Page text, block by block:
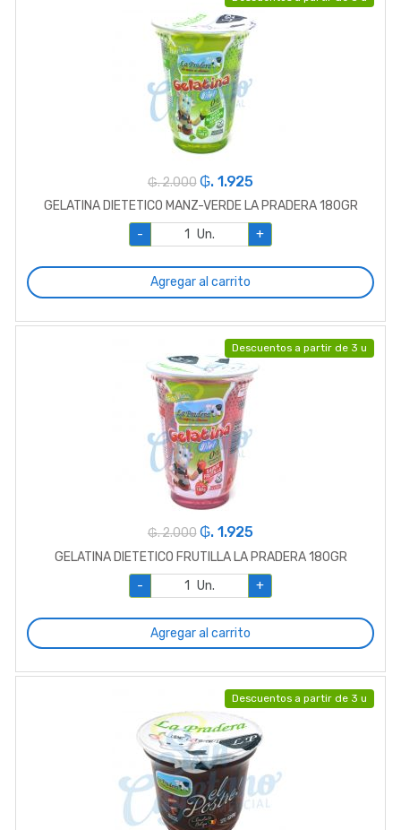
₲. 2.000 ₲. 1.925
GELATINA DIETETICO MANZ-VERDE LA PRADERA 180GR
-
Un. +
Agregar al carrito
Descuentos a partir de 3 u
₲. 2.000 ₲. 1.925
GELATINA DIETETICO FRUTILLA LA PRADERA 180GR
-
Un. +
Agregar al carrito
Descuentos a partir de 3 u